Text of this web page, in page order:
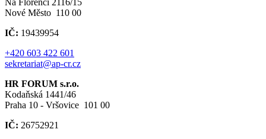
Na Florenci 2116/15
Nové Město 110 00
IČ: 19439954
+420 603 422 601
sekretariat@ap-cr.cz
HR FORUM s.r.o.
Kodaňská 1441/46
Praha 10 - Vršovice 101 00
IČ: 26752921